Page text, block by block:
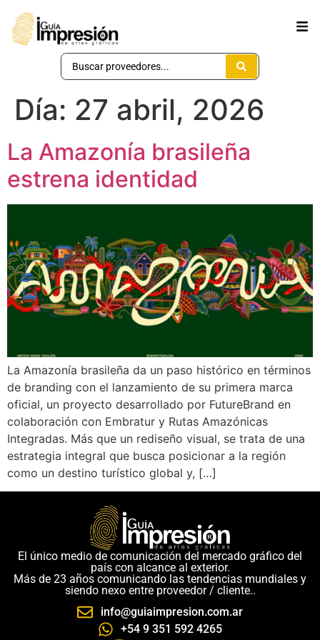
Día: 27 abril, 2026
La Amazonía brasileña
estrena identidad
La Amazonía brasileña da un paso histórico en términos
de branding con el lanzamiento de su primera marca
oficial, un proyecto desarrollado por FutureBrand en
colaboración con Embratur y Rutas Amazónicas
Integradas. Más que un rediseño visual, se trata de una
estrategia integral que busca posicionar a la región
como un destino turístico global y, […]
El único medio de comunicación del mercado gráfico del
país con alcance al exterior.
Más de 23 años comunicando las tendencias mundiales y
siendo nexo entre proveedor / cliente..
info@guiaimpresion.com.ar
+54 9 351 592 4265